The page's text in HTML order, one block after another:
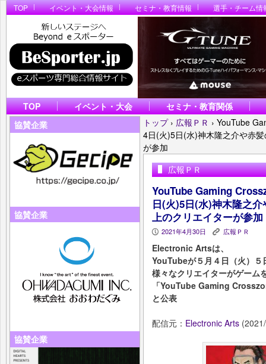
TOP イベント・大会情報 セミナ・教育情報 選手・チーム情
TOP イベント・大会
セミナ・教育関係
協賛企業
協賛企業
協賛企業
トップ › 広報ＰＲ › YouTube
4日(火)5日(水)神木隆之介や赤
が参加
広報ＰＲ
YouTube Gaming
日(火)5日(水)神木隆之
上のクリエイターが参加
P 2021年4月30日 K 広報ＰＲ
Electronic Artsは、
YouTubeが５月４日（火）５
様々なクリエイターがゲーム
「YouTube Gaming
と公表
配信元： Electronic Arts